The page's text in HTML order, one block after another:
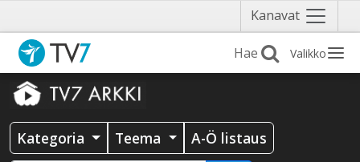
Kanavat Näytä
valikko
Valikko
Kategoria Teema A-Ö listaus